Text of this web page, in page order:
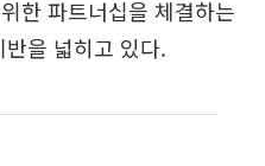
한 파트너십을 체결하는
을 넓히고 있다.